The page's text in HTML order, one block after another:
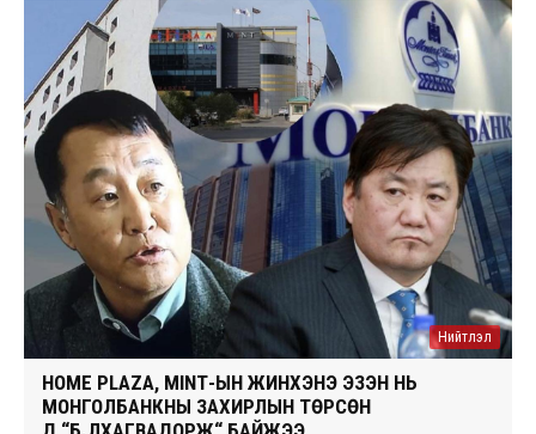
Нийтлэл
HOME PLAZA, МINТ-ЫН ЖИНХЭНЭ ЭЗЭН НЬ
МОНГОЛБАНКНЫ ЗАХИРЛЫН ТӨРСӨН